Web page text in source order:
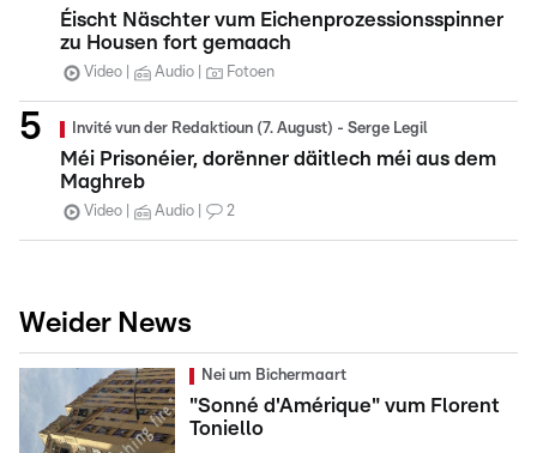
Éischt Näschter vum Eichenprozessionsspinner
zu Housen fort gemaach
Video Audio Fotoen
Invité vun der Redaktioun (7. August) - Serge Legil
Méi Prisonéier, dorënner däitlech méi aus dem
Maghreb
Video Audio 2
Weider News
Nei um Bichermaart
"Sonné d'Amérique" vum Florent
Toniello